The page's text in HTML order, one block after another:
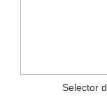
Selector